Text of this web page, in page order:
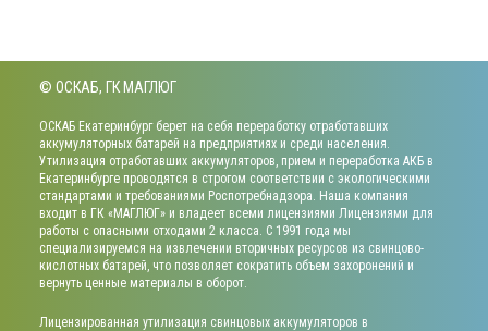
© ОСКАБ, ГК МАГЛЮГ
ОСКАБ Екатеринбург берет на себя переработку отработавших
аккумуляторных батарей на предприятиях и среди населения.
Утилизация отработавших аккумуляторов, прием и переработка АКБ в
Екатеринбурге проводятся в строгом соответствии с экологическими
стандартами и требованиями Роспотребнадзора. Наша компания
входит в ГК «МАГЛЮГ» и владеет всеми лицензиями Лицензиями для
работы с опасными отходами 2 класса. С 1991 года мы
специализируемся на извлечении вторичных ресурсов из свинцово-
кислотных батарей, что позволяет сократить объем захоронений и
вернуть ценные материалы в оборот.
Лицензированная утилизация свинцовых аккумуляторов в